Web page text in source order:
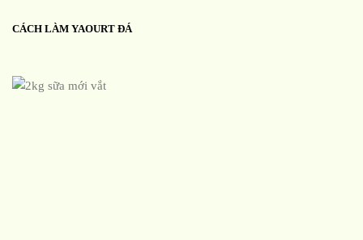
CÁCH LÀM YAOURT ĐÁ